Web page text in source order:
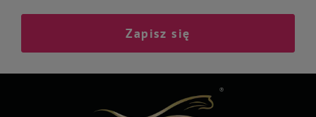
Zapisz się